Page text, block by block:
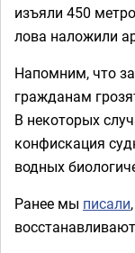
изъяли 450
лова наложили
Напомним, что
гражданам
В некоторых
конфискация
водных
Ранее мы писали